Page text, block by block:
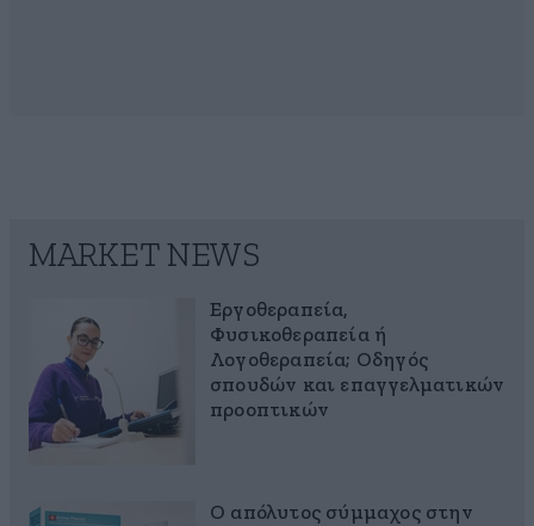
MARKET NEWS
Εργοθεραπεία,
Φυσικοθεραπεία ή
Λογοθεραπεία; Οδηγός
σπουδών και επαγγελματικών
προοπτικών
Ο απόλυτος σύμμαχος στην